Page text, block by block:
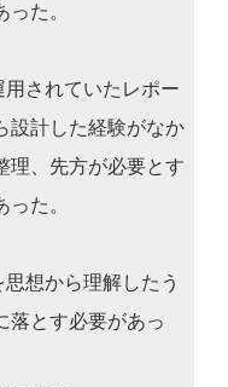
た。
されていたレポー
設計した経験がなか
理、先方が必要とす
た。
想から理解したう
落とす必要があっ